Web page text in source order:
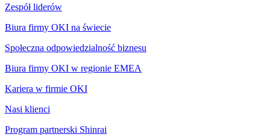
Zespół liderów
Biura firmy OKI na świecie
Społeczna odpowiedzialność biznesu
Biura firmy OKI w regionie EMEA
Kariera w firmie OKI
Nasi klienci
Program partnerski Shinrai